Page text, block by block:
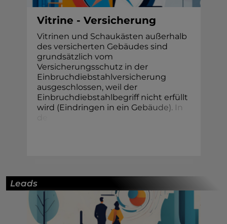
Vitrine - Versicherung
Vitrinen und Schaukästen außerhalb
des versicherten Gebäudes sind
grundsätzlich vom
Versicherungsschutz in der
Einbruchdiebstahlversicherung
ausgeschlossen, weil der
Einbruchdiebstahlbegriff nicht erfüllt
wird (Eindringen in ein Gebäude). I n
Leads